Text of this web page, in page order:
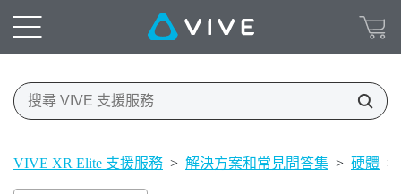
VIVE XR Elite 支援服務 > 解決方案和常見問答集 > 硬體 >